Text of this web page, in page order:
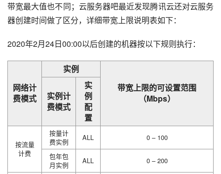
带宽最大值也不同；云服务器吧最近发现腾讯云还对云服务
器创建时间做了区分，详细带宽上限说明表如下：
2020年2月24日00:00以后创建的机器按以下规则执行：
网络计
费模式
实例
带宽上限的可设置范围
（Mbps）
实例计
费模式
实
例
配
置
按流量
计费
按量计
费实例
ALL
0 – 100
包年包
月实例
ALL 0 – 200